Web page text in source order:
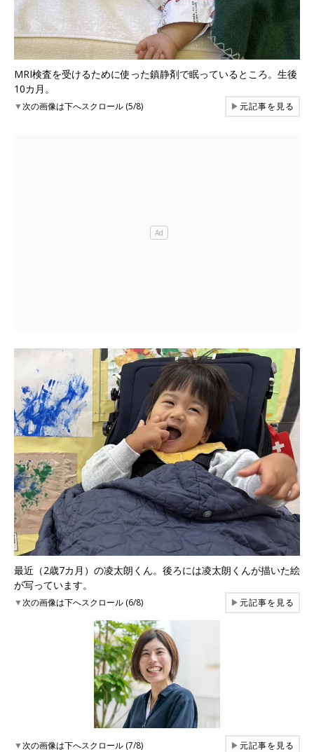
MRI検査を受けるために使った鎮静剤で眠っているところ。生後
10カ月。
▼次の画像は下へスクロール (5/8) ▶元記事を見る
最近（2歳7カ月）の凌太朗くん。後ろには凌太朗くんが描いた絵
が写っています。
▼次の画像は下へスクロール (6/8) ▶元記事を見る
▼次の画像は下へスクロール (7/8) ▶元記事を見る